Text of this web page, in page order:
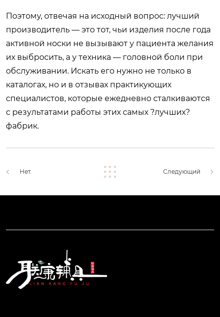
Поэтому, отвечая на исходный вопрос: лучший
производитель — это тот, чьи изделия после года
активной носки не вызывают у пациента желания
их выбросить, а у техника — головной боли при
обслуживании. Искать его нужно не только в
каталогах, но и в отзывах практикующих
специалистов, которые ежедневно сталкиваются
с результатами работы этих самых ?лучших?
фабрик.
Нет. Следующий